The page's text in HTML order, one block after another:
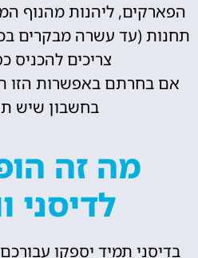
הפארקים, ליהנות מהנוף
תחנות (עד עשרה מבקרים
צריכים להכניס
אם בחרתם באפשרות הזו
בחשבון שיש
מה זה
לדיסני
בדיסני תמיד יספקו